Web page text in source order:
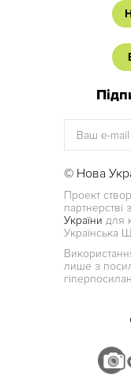
© Нова
Проект
партнерстві з
України для
Українська
лише з